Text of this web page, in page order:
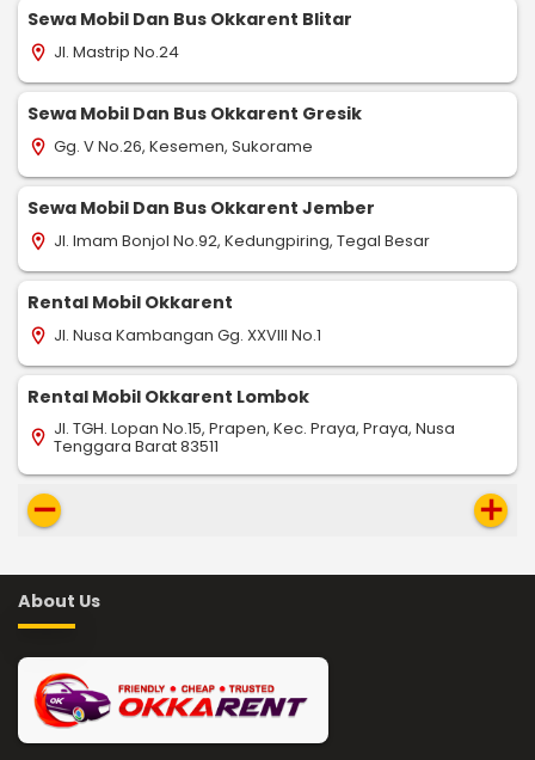
Sewa Mobil Dan Bus Okkarent Blitar
location_on Jl. Mastrip No.24
Sewa Mobil Dan Bus Okkarent Gresik
location_on Gg. V No.26, Kesemen, Sukorame
Sewa Mobil Dan Bus Okkarent Jember
location_on Jl. Imam Bonjol No.92, Kedungpiring, Tegal Besar
Rental Mobil Okkarent
location_on Jl. Nusa Kambangan Gg. XXVIII No.1
Rental Mobil Okkarent Lombok
location_on Jl. TGH. Lopan No.15, Prapen, Kec. Praya, Praya, Nusa
Tenggara Barat 83511
remove add
About Us